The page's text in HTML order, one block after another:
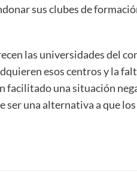
sus clubes de
las universidades del
esos centros y la
facilitado una situación
ser una alternativa a que